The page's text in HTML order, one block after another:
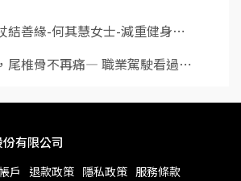
結善緣-何其慧女士-減重健身⋯
尾椎骨不再痛— 職業駕駛看過⋯
有限公司
戶 退款政策 隱私政策 服務條款